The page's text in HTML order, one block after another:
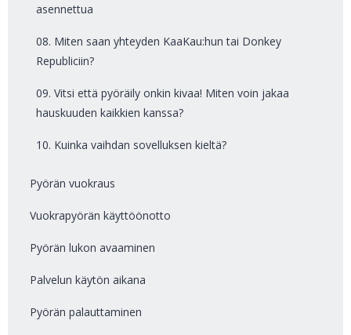
asennettua
08. Miten saan yhteyden KaaKau:hun tai Donkey
Republiciin?
09. Vitsi että pyöräily onkin kivaa! Miten voin jakaa
hauskuuden kaikkien kanssa?
10. Kuinka vaihdan sovelluksen kieltä?
Pyörän vuokraus
Vuokrapyörän käyttöönotto
Pyörän lukon avaaminen
Palvelun käytön aikana
Pyörän palauttaminen